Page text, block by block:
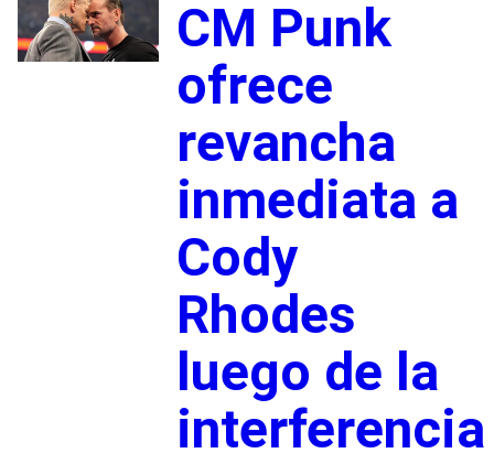
CM Punk
ofrece
revancha
inmediata a
Cody
Rhodes
luego de la
interferencia